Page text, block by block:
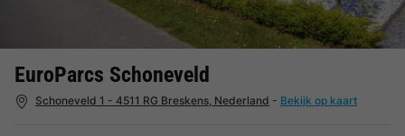
EuroParcs Schoneveld
Schoneveld 1 - 4511 RG Breskens, Nederland - Bekijk op kaart